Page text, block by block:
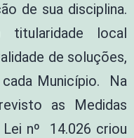
de sua disciplina.
local
de soluções,
Município. Na
as Medidas
nº 14.026 criou